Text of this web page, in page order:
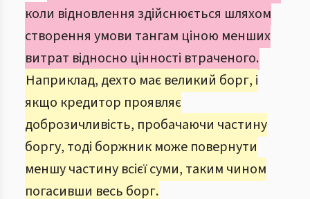
коли відновлення здійснюється шляхом
створення умови тангам ціною менших
витрат відносно цінності втраченого.
Наприклад, дехто має великий борг, і
якщо кредитор проявляє
доброзичливість, пробачаючи частину
боргу, тоді боржник може повернути
меншу частину всієї суми, таким чином
погасивши весь борг.